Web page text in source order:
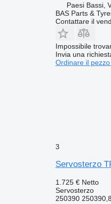
Paesi Bassi,
BAS Parts &
Contattare il
Impossibile
Invia una
Ordinare il
3
Servosterzo
1.725 € Netto
Servosterzo
250390